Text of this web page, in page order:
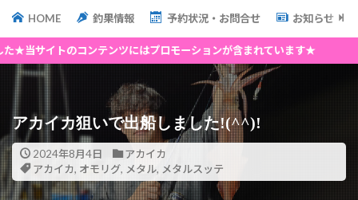
HOME 釣果情報 予約状況・お問合せ お知らせ
ツにはプロモーションが含まれています★
アカイカ狙いで出船しました!(^^)!
2024年8月4日
アカイカ
アカイカ, オモリグ, メタル, メタルスッテ